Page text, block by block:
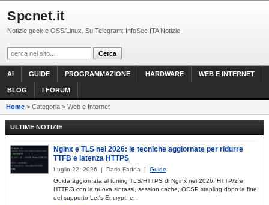
Spcnet.it
Notizie geek e OSS/Linux. Su Telegram: InfoSec ITA Notizie
AI GUIDE PROGRAMMAZIONE HARDWARE WEB E INTERNET
BLOG I FORUM
Home > Categoria > Web e Internet
ULTIME NOTIZIE
Nginx e TLS nel 2026: le tecniche aggiornate per ridurre
TTFB e latenza HTTPS
Luglio 22, 2026 | Dario Fadda | Guide
Guida aggiornata al tuning TLS/HTTPS di Nginx nel 2026: HTTP/2 e
HTTP/3 con la nuova sintassi, session cache, OCSP stapling dopo la fine
del supporto Let's Encrypt, e...